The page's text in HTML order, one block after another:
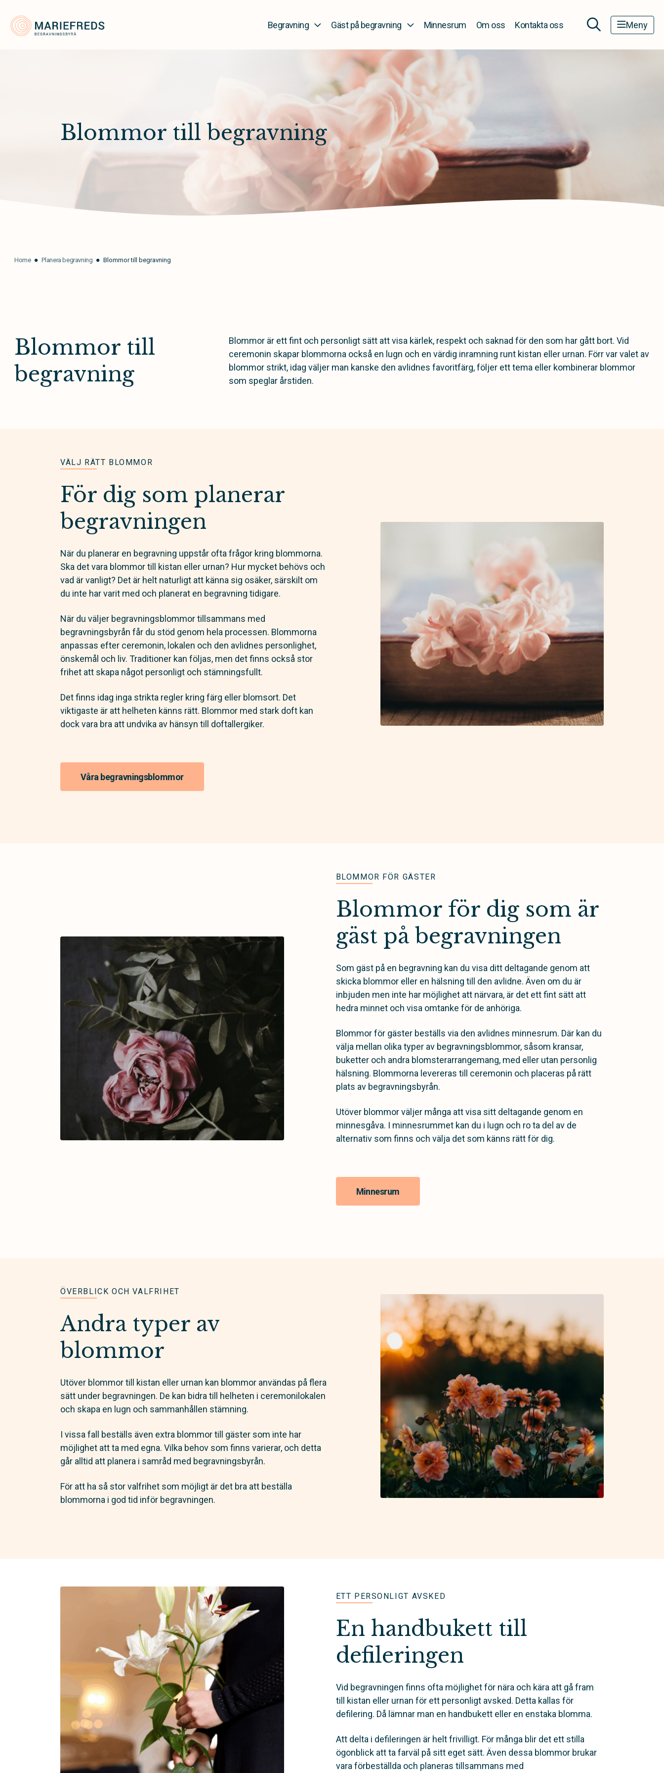
Begravning Gäst på begravning Minnesrum Om oss Kontakta oss Meny
Blommor till begravning
Home Planera begravning Blommor till begravning
Blommor till
begravning
Blommor är ett fint och personligt sätt att visa kärlek, respekt och saknad för den som har gått bort. Vid
ceremonin skapar blommorna också en lugn och en värdig inramning runt kistan eller urnan. Förr var valet av
blommor strikt, idag väljer man kanske den avlidnes favoritfärg, följer ett tema eller kombinerar blommor
som speglar årstiden.
VÄLJ RÄTT BLOMMOR
För dig som planerar
begravningen
När du planerar en begravning uppstår ofta frågor kring blommorna.
Ska det vara blommor till kistan eller urnan? Hur mycket behövs och
vad är vanligt? Det är helt naturligt att känna sig osäker, särskilt om
du inte har varit med och planerat en begravning tidigare.
När du väljer begravningsblommor tillsammans med
begravningsbyrån får du stöd genom hela processen. Blommorna
anpassas efter ceremonin, lokalen och den avlidnes personlighet,
önskemål och liv. Traditioner kan följas, men det finns också stor
frihet att skapa något personligt och stämningsfullt.
Det finns idag inga strikta regler kring färg eller blomsort. Det
viktigaste är att helheten känns rätt. Blommor med stark doft kan
dock vara bra att undvika av hänsyn till doftallergiker.
Våra begravningsblommor
BLOMMOR FÖR GÄSTER
Blommor för dig som är
gäst på begravningen
Som gäst på en begravning kan du visa ditt deltagande genom att
skicka blommor eller en hälsning till den avlidne. Även om du är
inbjuden men inte har möjlighet att närvara, är det ett fint sätt att
hedra minnet och visa omtanke för de anhöriga.
Blommor för gäster beställs via den avlidnes minnesrum. Där kan du
välja mellan olika typer av begravningsblommor, såsom kransar,
buketter och andra blomsterarrangemang, med eller utan personlig
hälsning. Blommorna levereras till ceremonin och placeras på rätt
plats av begravningsbyrån.
Utöver blommor väljer många att visa sitt deltagande genom en
minnesgåva. I minnesrummet kan du i lugn och ro ta del av de
alternativ som finns och välja det som känns rätt för dig.
Minnesrum
ÖVERBLICK OCH VALFRIHET
Andra typer av
blommor
Utöver blommor till kistan eller urnan kan blommor användas på flera
sätt under begravningen. De kan bidra till helheten i ceremonilokalen
och skapa en lugn och sammanhållen stämning.
I vissa fall beställs även extra blommor till gäster som inte har
möjlighet att ta med egna. Vilka behov som finns varierar, och detta
går alltid att planera i samråd med begravningsbyrån.
För att ha så stor valfrihet som möjligt är det bra att beställa
blommorna i god tid inför begravningen.
ETT PERSONLIGT AVSKED
En handbukett till
defileringen
Vid begravningen finns ofta möjlighet för nära och kära att gå fram
till kistan eller urnan för ett personligt avsked. Detta kallas för
defilering. Då lämnar man en handbukett eller en enstaka blomma.
Att delta i defileringen är helt frivilligt. För många blir det ett stilla
ögonblick att ta farväl på sitt eget sätt. Även dessa blommor brukar
vara förbeställda och planeras tillsammans med